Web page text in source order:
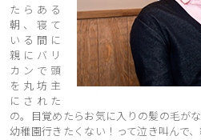
たらある
朝、寝て
いる間に
親にバリ
カンで頭
を丸坊主
にされた
の。目覚めたらお気に入りの髪の毛が
幼稚園行きたくない！って泣き叫んで